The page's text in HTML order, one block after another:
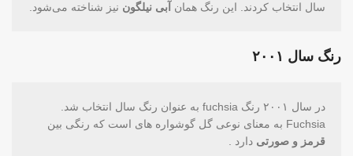
سال انتخاب کردند. این رنگ همان آبی نیلگون نیز شناخته می‌شود.
رنگ سال ۲۰۰۱
در سال ۲۰۰۱ رنگ fuchsia به عنوان رنگ سال انتخاب شد.
Fuchsia به معنای نوعی گل گوشواره‌ های است که رنگی بین
قرمز و صورتی دارد .